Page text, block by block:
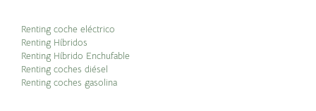
Renting coche eléctrico
Renting Híbridos
Renting Híbrido Enchufable
Renting coches diésel
Renting coches gasolina